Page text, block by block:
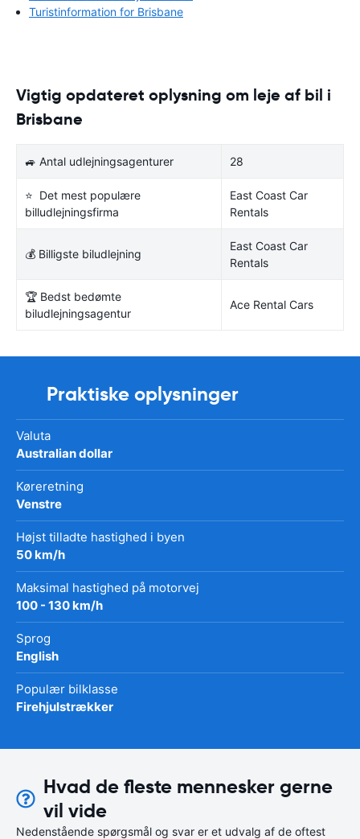
Turistinformation for Brisbane
Vigtig opdateret oplysning om leje af bil i
Brisbane
🚙 Antal udlejningsagenturer 28
⭐ Det mest populære
billudlejningsfirma
East Coast Car
Rentals
💰 Billigste biludlejning
East Coast Car
Rentals
🏆 Bedst bedømte
biludlejningsagentur
Ace Rental Cars
Praktiske oplysninger
Valuta
Australian dollar
Køreretning
Venstre
Højst tilladte hastighed i byen
50 km/h
Maksimal hastighed på motorvej
100 - 130 km/h
Sprog
English
Populær bilklasse
Firehjulstrækker
Hvad de fleste mennesker gerne
vil vide
Nedenstående spørgsmål og svar er et udvalg af de oftest